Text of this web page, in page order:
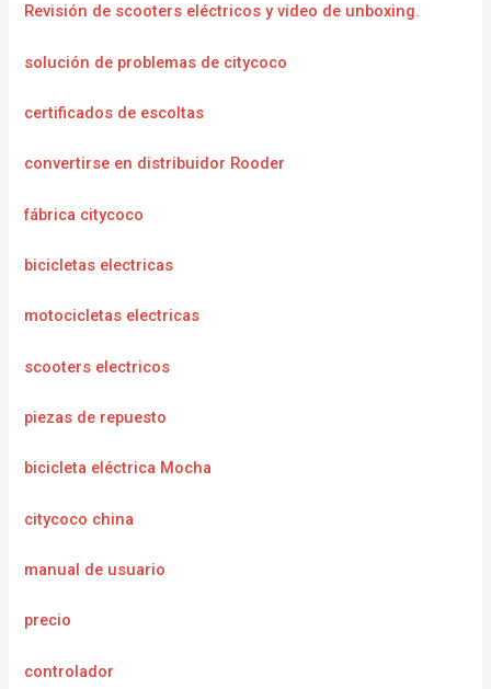
Revisión de scooters eléctricos y video de unboxing.
solución de problemas de citycoco
certificados de escoltas
convertirse en distribuidor Rooder
fábrica citycoco
bicicletas electricas
motocicletas electricas
scooters electricos
piezas de repuesto
bicicleta eléctrica Mocha
citycoco china
manual de usuario
precio
controlador